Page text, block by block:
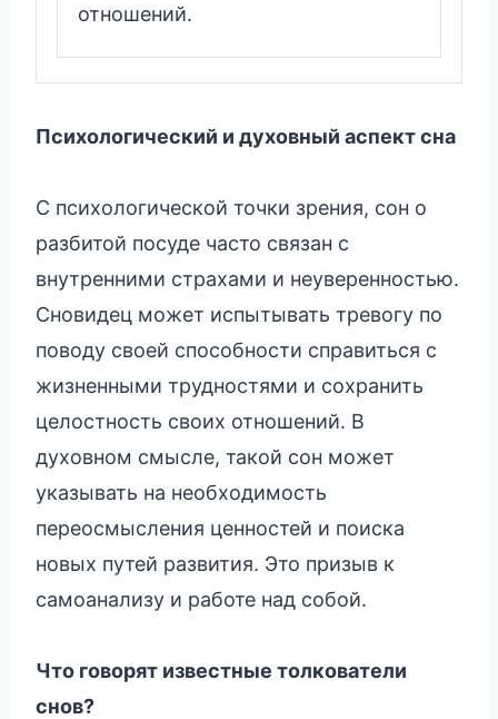
отношений.
Психологический и духовный аспект сна
С психологической точки зрения, сон о
разбитой посуде часто связан с
внутренними страхами и неуверенностью.
Сновидец может испытывать тревогу по
поводу своей способности справиться с
жизненными трудностями и сохранить
целостность своих отношений. В
духовном смысле, такой сон может
указывать на необходимость
переосмысления ценностей и поиска
новых путей развития. Это призыв к
самоанализу и работе над собой.
Что говорят известные толкователи
снов?